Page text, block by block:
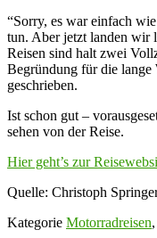
“Sorry, es war einfach
tun. Aber jetzt landen wir
Reisen sind halt zwei
Begründung für die lange
geschrieben.
Ist schon gut –
sehen von der Reise.
Hier geht’s zur
Quelle: Christoph
Kategorie Motorradreisen,